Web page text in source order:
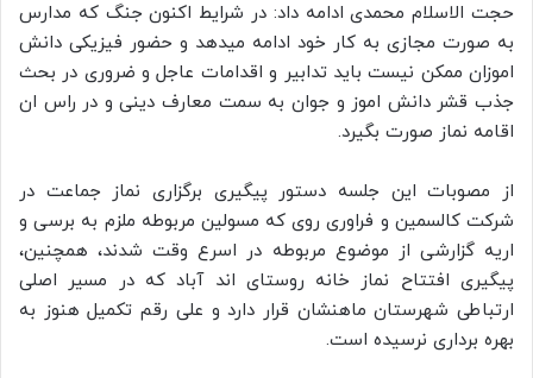
حجت الاسلام محمدی ادامه داد: در شرایط اکنون جنگ که مدارس
به صورت مجازی به کار خود ادامه میدهد و حضور فیزیکی دانش
اموزان ممکن نیست باید تدابیر و اقدامات عاجل و ضروری در بحث
جذب قشر دانش اموز و جوان به سمت معارف دینی و در راس ان
اقامه نماز صورت بگیرد.
از مصوبات این جلسه دستور پیگیری برگزاری نماز جماعت در
شرکت کالسمین و فراوری روی که مسولین مربوطه ملزم به برسی و
اریه گزارشی از موضوع مربوطه در اسرع وقت شدند، همچنین،
پیگیری افتتاح نماز خانه روستای اند آباد که در مسیر اصلی
ارتباطی شهرستان ماهنشان قرار دارد و علی رقم تکمیل هنوز به
بهره برداری نرسیده است.